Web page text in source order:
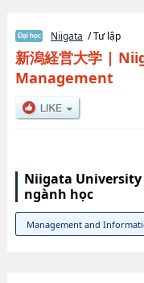
Niigata / Tư lập
新潟経営大学|
Management
Niigata University
ngành học
Management and